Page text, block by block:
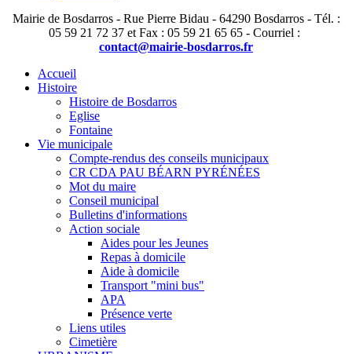
Mairie de Bosdarros - Rue Pierre Bidau - 64290 Bosdarros - Tél. :
05 59 21 72 37 et Fax : 05 59 21 65 65 - Courriel :
contact@mairie-bosdarros.fr
Accueil
Histoire
Histoire de Bosdarros
Eglise
Fontaine
Vie municipale
Compte-rendus des conseils municipaux
CR CDA PAU BÉARN PYRÉNÉES
Mot du maire
Conseil municipal
Bulletins d'informations
Action sociale
Aides pour les Jeunes
Repas à domicile
Aide à domicile
Transport "mini bus"
APA
Présence verte
Liens utiles
Cimetière